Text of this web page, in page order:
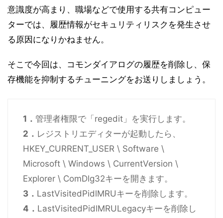
意識度が高まり、職場などで使用する共有コンピュー
ターでは、履歴情報がセキュリティリスクを発生させ
る原因になりかねません。
そこで今回は、コモンダイアログの履歴を削除し、保
存機能を抑制するチューニングをお送りしましょう。
1． 管理者権限で「regedit」を実行します。
2． レジストリエディターが起動したら、
HKEY_CURRENT_USER \ Software \
Microsoft \ Windows \ CurrentVersion \
Explorer \ ComDlg32キーを開きます。
3． LastVisitedPidlMRUキーを削除します。
4． LastVisitedPidlMRULegacyキーを削除し